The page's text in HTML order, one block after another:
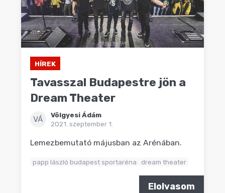
HÍREK
Tavasszal Budapestre jön a
Dream Theater
VÁ
Völgyesi Ádám
2021. szeptember 1.
Lemezbemutató májusban az Arénában.
papp lászló budapest sportaréna dream theater
Elolvasom